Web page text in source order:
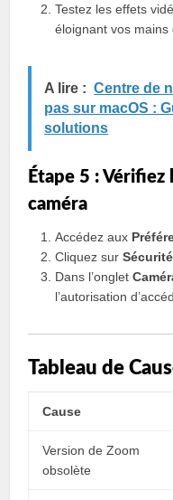
Testez les effets
éloignant vos mains
A lire : Centre de
pas sur macOS :
solutions
Étape 5 : Vérifiez
caméra
Accédez aux
Cliquez sur
Dans l’onglet
l’autorisation
Tableau de
Cause
Version de Zoom
obsolète